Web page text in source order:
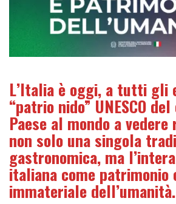
L’Italia è oggi, a tutti
“patrio nido” UNESCO
Paese al mondo a
non solo una singola
gastronomica, ma
italiana come
immateriale dell’umanità.